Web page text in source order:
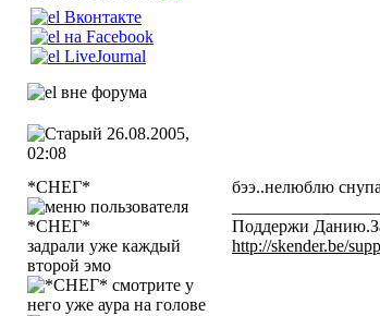
26.08.2005,
02:08
*СНЕГ*
задрали уже каждый
второй эмо
бээ..нелюблю
Поддержи
http://skender.be/